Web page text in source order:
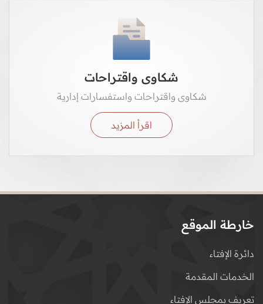
شكاوى واقتراحات
شكاوى واقتراحات واستفسارات إدارية
اقرأ المزيد
خارطة الموقع
دائرة الإفتاء
الخدمات المقدمة
تعريف بمجلس الإفتاء